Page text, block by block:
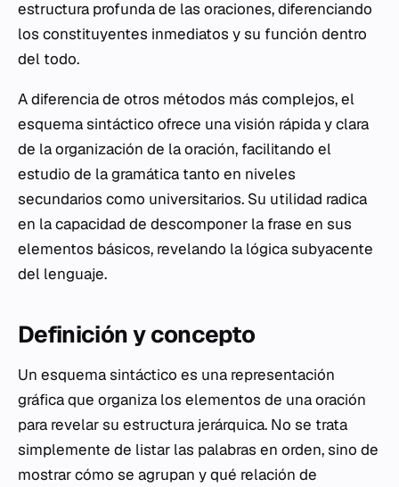
estructura profunda de las oraciones, diferenciando
los constituyentes inmediatos y su función dentro
del todo.
A diferencia de otros métodos más complejos, el
esquema sintáctico ofrece una visión rápida y clara
de la organización de la oración, facilitando el
estudio de la gramática tanto en niveles
secundarios como universitarios. Su utilidad radica
en la capacidad de descomponer la frase en sus
elementos básicos, revelando la lógica subyacente
del lenguaje.
Definición y concepto
Un esquema sintáctico es una representación
gráfica que organiza los elementos de una oración
para revelar su estructura jerárquica. No se trata
simplemente de listar las palabras en orden, sino de
mostrar cómo se agrupan y qué relación de